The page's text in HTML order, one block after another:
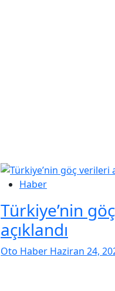
Haber
Türkiye’nin
açıklandı
Oto Haber Haziran 24,